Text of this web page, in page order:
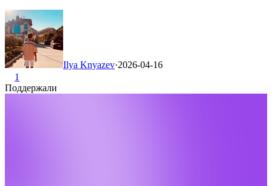
Ilya Knyazev·2026-04-16
1
Поддержали